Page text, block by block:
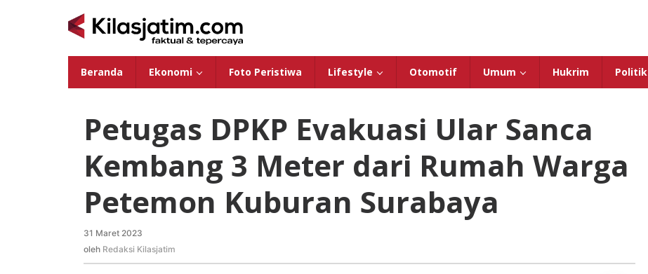
Beranda Ekonomi Foto Peristiwa Lifestyle Otomotif Umum Hukrim Politik
Petugas DPKP Evakuasi Ular Sanca
Kembang 3 Meter dari Rumah Warga
Petemon Kuburan Surabaya
31 Maret 2023
Redaksi
oleh Redaksi Kilasjatim